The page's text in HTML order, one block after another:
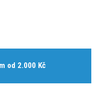
od 2.000 Kč